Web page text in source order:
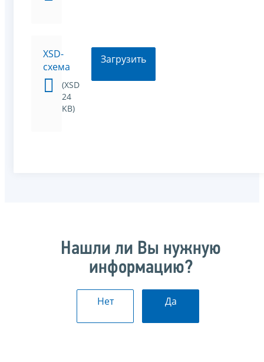
XSD-
схема
(XSD
24
KB)
Загрузить
Нашли ли Вы нужную
информацию?
Нет Да